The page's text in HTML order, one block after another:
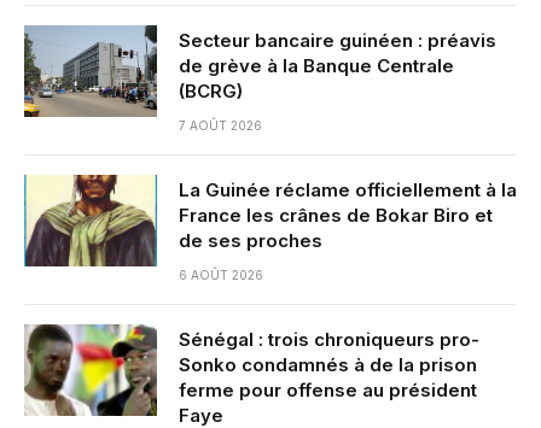
Secteur bancaire guinéen : préavis
de grève à la Banque Centrale
(BCRG)
7 AOÛT 2026
La Guinée réclame officiellement à la
France les crânes de Bokar Biro et
de ses proches
6 AOÛT 2026
Sénégal : trois chroniqueurs pro-
Sonko condamnés à de la prison
ferme pour offense au président
Faye